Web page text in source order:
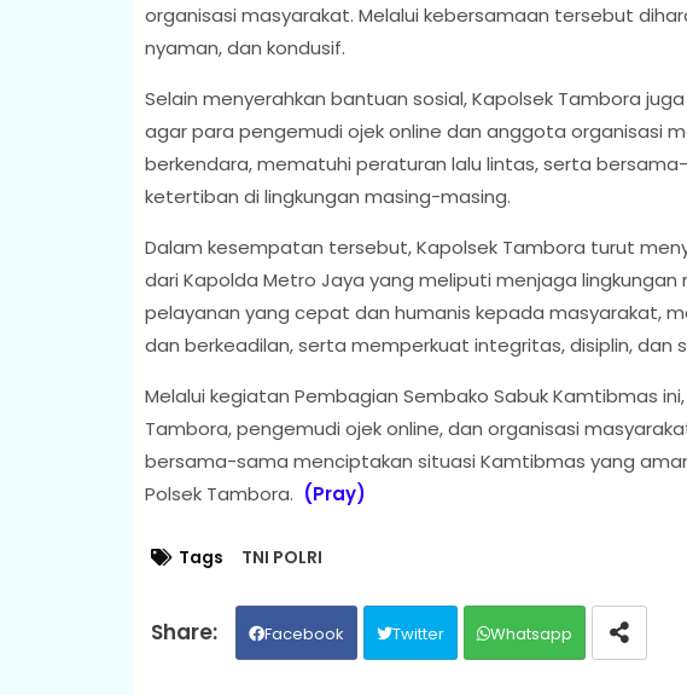
organisasi masyarakat. Melalui kebersamaan tersebut
nyaman, dan kondusif.
Selain menyerahkan bantuan sosial, Kapolsek Tambora
agar para pengemudi ojek online dan anggota organisasi
berkendara, mematuhi peraturan lalu lintas, serta
ketertiban di lingkungan masing-masing.
Dalam kesempatan tersebut, Kapolsek Tambora turut
dari Kapolda Metro Jaya yang meliputi menjaga
pelayanan yang cepat dan humanis kepada masyarakat,
dan berkeadilan, serta memperkuat integritas, disiplin, dan
Melalui kegiatan Pembagian Sembako Sabuk Kamtibmas
Tambora, pengemudi ojek online, dan organisasi
bersama-sama menciptakan situasi Kamtibmas yang
Polsek Tambora. (Pray)
Tags TNI POLRI
Facebook Twitter Whatsapp